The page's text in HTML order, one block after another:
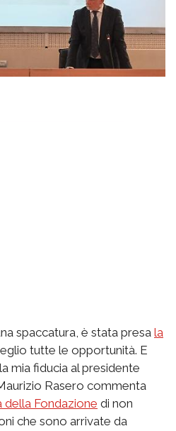
spaccatura, è stata presa la
tutte le opportunità. E
mia fiducia al presidente
Rasero commenta
della Fondazione di non
che sono arrivate da